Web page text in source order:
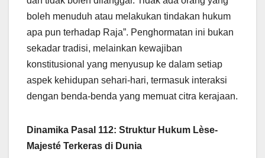
boleh menuduh atau melakukan tindakan hukum
apa pun terhadap Raja”. Penghormatan ini bukan
sekadar tradisi, melainkan kewajiban
konstitusional yang menyusup ke dalam setiap
aspek kehidupan sehari-hari, termasuk interaksi
dengan benda-benda yang memuat citra kerajaan.
Dinamika Pasal 112: Struktur Hukum Lèse-
Majesté Terkeras di Dunia